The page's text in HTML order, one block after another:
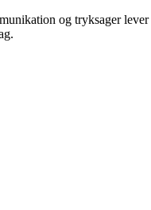
og tryksager lever